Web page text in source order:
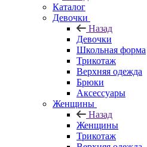
Каталог
Девочки
Назад
Девочки
Школьная форма
Трикотаж
Верхняя одежда
Брюки
Аксессуары
Женщины
Назад
Женщины
Трикотаж